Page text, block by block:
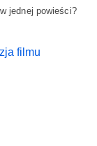
jednej powieści?